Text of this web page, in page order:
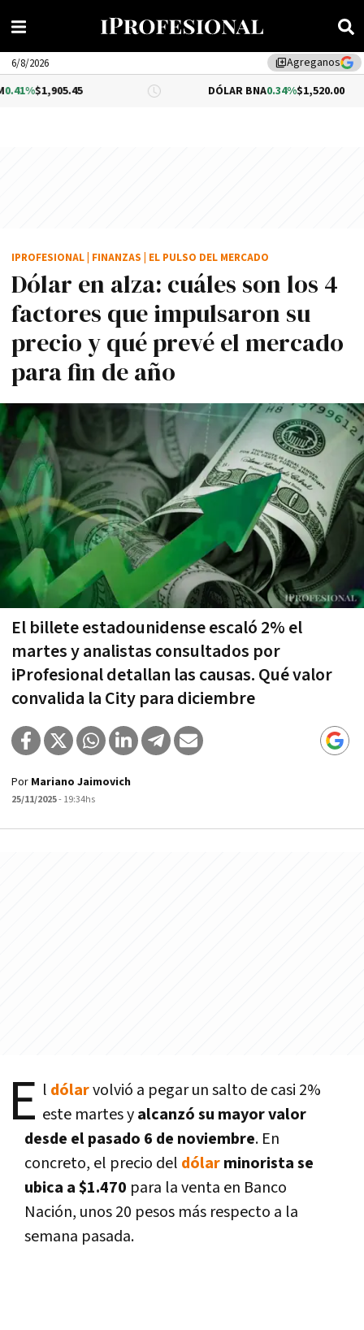
library_addAgreganos
6/8/2026
DÓLAR BNA 0.34%$1,520.00
Dólar en alza: cuáles son los 4
factores que impulsaron su
precio y qué prevé el mercado
para fin de año
El billete estadounidense escaló 2% el
martes y analistas consultados por
iProfesional detallan las causas. Qué valor
convalida la City para diciembre
IPROFESIONAL FINANZAS EL PULSO DEL MERCADO
Por Mariano Jaimovich
25/11/2025- 19:34hs
E l dólarvolvió a pegar un salto de casi 2%
este martes yalcanzó su mayor valor
desde el pasado 6 de noviembre. En
concreto, el precio del dólarminorista se
ubica a $1.470 para la venta en Banco
Nación, unos 20 pesos más respecto a la
semana pasada.